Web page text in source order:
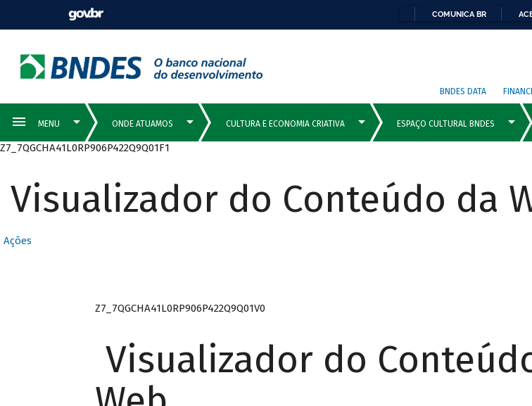
COMUNICA BR
BNDES DATA
Z7_7QGCHA41L0RP906P422Q9Q01F1
Visualizador do Conteúdo da
Ações
Z7_7QGCHA41L0RP906P422Q9Q01V0
Visualizador do